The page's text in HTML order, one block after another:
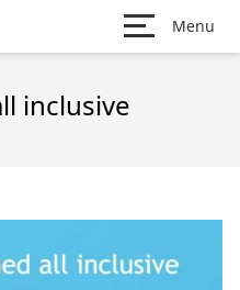
Menu
inclusive